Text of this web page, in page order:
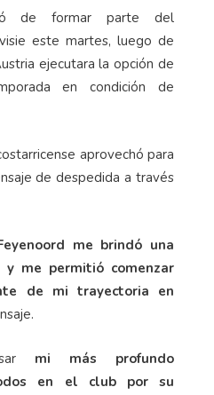
de formar parte del
este martes, luego de
ejecutara la opción de
en condición de
aprovechó para
de despedida a través
me brindó una
y me permitió comenzar
de mi trayectoria en
mi más profundo
en el club por su